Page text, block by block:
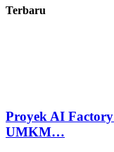
Terbaru
Proyek AI
UMKM…